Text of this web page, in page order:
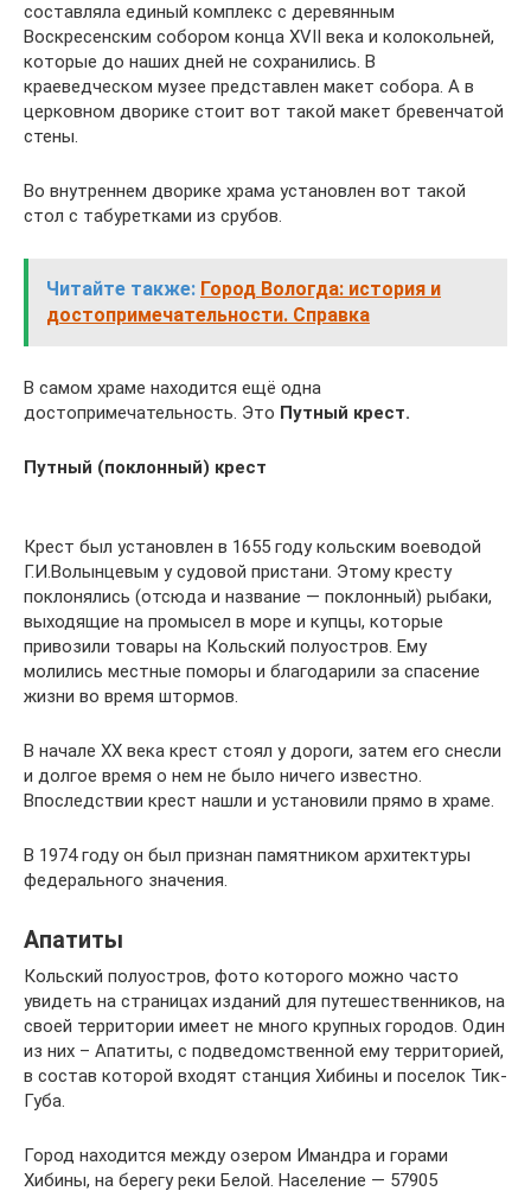
составляла единый комплекс с деревянным
Воскресенским собором конца XVII века и колокольней,
которые до наших дней не сохранились. В
краеведческом музее представлен макет собора. А в
церковном дворике стоит вот такой макет бревенчатой
стены.
Во внутреннем дворике храма установлен вот такой
стол с табуретками из срубов.
Читайте также: Город Вологда: история и
достопримечательности. Справка
В самом храме находится ещё одна
достопримечательность. Это Путный крест.
Путный (поклонный) крест
Крест был установлен в 1655 году кольским воеводой
Г.И.Волынцевым у судовой пристани. Этому кресту
поклонялись (отсюда и название — поклонный) рыбаки,
выходящие на промысел в море и купцы, которые
привозили товары на Кольский полуостров. Ему
молились местные поморы и благодарили за спасение
жизни во время штормов.
В начале ХХ века крест стоял у дороги, затем его снесли
и долгое время о нем не было ничего известно.
Впоследствии крест нашли и установили прямо в храме.
В 1974 году он был признан памятником архитектуры
федерального значения.
Апатиты
Кольский полуостров, фото которого можно часто
увидеть на страницах изданий для путешественников, на
своей территории имеет не много крупных городов. Один
из них – Апатиты, с подведомственной ему территорией,
в состав которой входят станция Хибины и поселок Тик-
Губа.
Город находится между озером Имандра и горами
Хибины, на берегу реки Белой. Население — 57905